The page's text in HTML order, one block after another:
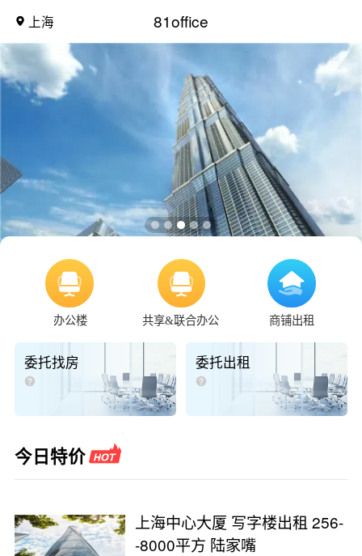
上海 81office
办公楼 共享&联合办公 商铺出租
委托找房 委托出租
今日特价
上海中心大厦 写字楼出租 256-
-8000平方 陆家嘴